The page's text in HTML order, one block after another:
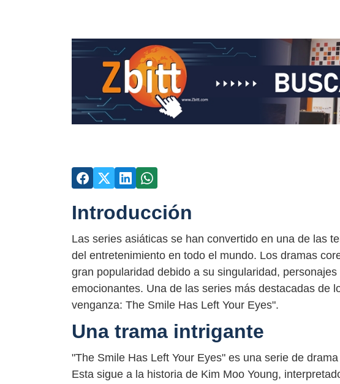
Introducción
Las series asiáticas se han convertido en una de las
del entretenimiento en todo el mundo. Los dramas
gran popularidad debido a su singularidad,
emocionantes. Una de las series más destacadas de
venganza: The Smile Has Left Your Eyes".
Una trama intrigante
"The Smile Has Left Your Eyes" es una serie de
Esta sigue a la historia de Kim Moo Young,